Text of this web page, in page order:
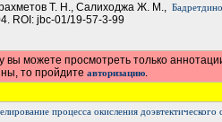
Т. Н., Салиходжа Ж. М.,
ROI: jbc-01/19-57-3-99
можете просмотреть только
то пройдите авторизацию.
процесса окисления